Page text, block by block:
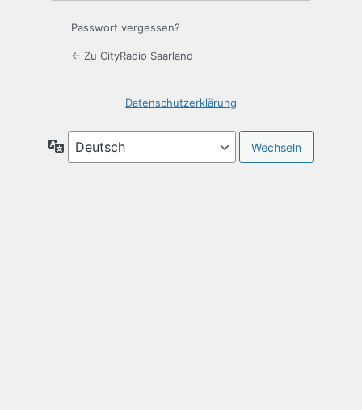
Passwort vergessen?
← Zu CityRadio Saarland
Datenschutzerklärung
Sprache